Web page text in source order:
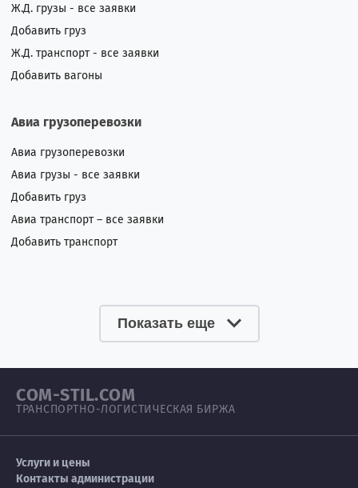
Ж.Д. грузы - все заявки
Добавить груз
Ж.Д. транспорт - все заявки
Добавить вагоны
Авиа грузоперевозки
Авиа грузоперевозки
Авиа грузы - все заявки
Добавить груз
Авиа транспорт – все заявки
Добавить транспорт
Показать еще
COM-STIL.COM
ТРАНСПОРТНО-ЛОГИСТИЧЕСКАЯ БИРЖА
Услуги и цены
Контакты администрации